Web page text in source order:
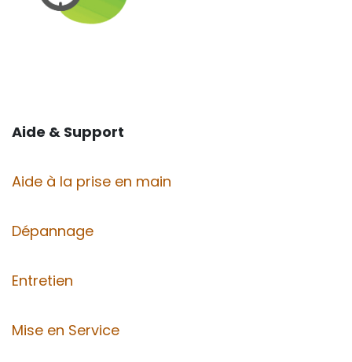
Aide & Support
Aide à la prise en main
Dépannage
Entretien
Mise en Service